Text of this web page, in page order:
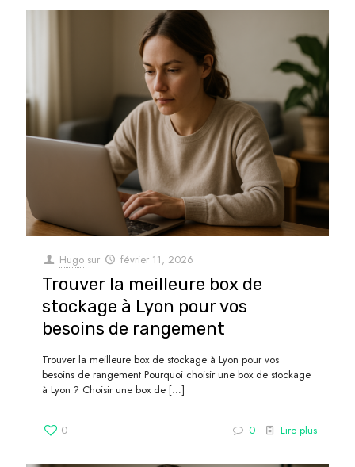
Hugo sur février 11, 2026
Trouver la meilleure box de
stockage à Lyon pour vos
besoins de rangement
Trouver la meilleure box de stockage à Lyon pour vos
besoins de rangement Pourquoi choisir une box de stockage
à Lyon ? Choisir une box de […]
0 0 Lire plus